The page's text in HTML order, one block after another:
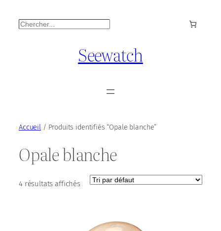
Rechercher
Seewatch
Accueil/ Produits identifiés “Opale blanche”
Opale blanche
4 résultats affichés